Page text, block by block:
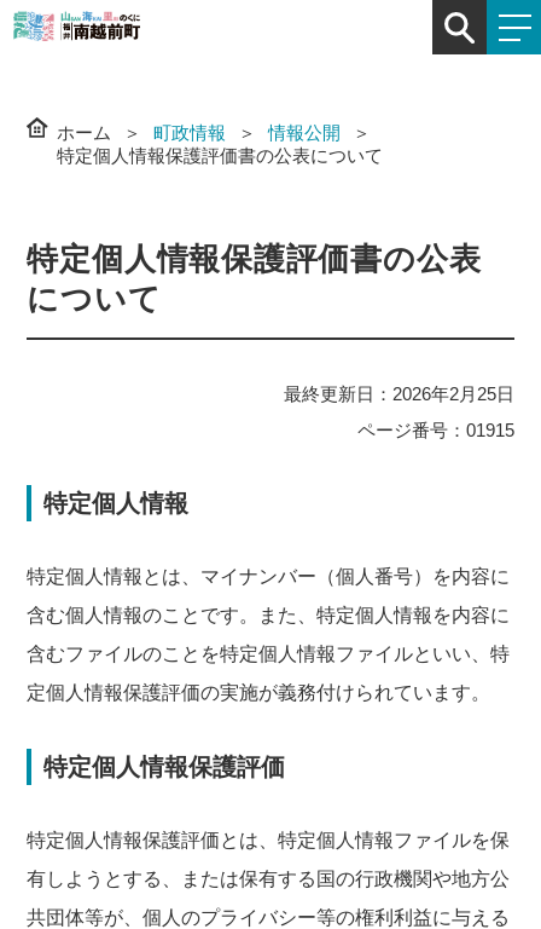
ホーム 町政情報
情報公開
特定個人情報保護評価書の公表について
特定個人情報保護評価書の公表
について
最終更新日：2026年2月25日
ページ番号：01915
特定個人情報
特定個人情報とは、マイナンバー（個人番号）を内容に
含む個人情報のことです。また、特定個人情報を内容に
含むファイルのことを特定個人情報ファイルといい、特
定個人情報保護評価の実施が義務付けられています。
特定個人情報保護評価
特定個人情報保護評価とは、特定個人情報ファイルを保
有しようとする、または保有する国の行政機関や地方公
共団体等が、個人のプライバシー等の権利利益に与える